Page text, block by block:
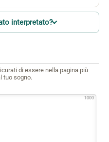
interpretato?
di essere nella pagina più
tuo sogno.
1000